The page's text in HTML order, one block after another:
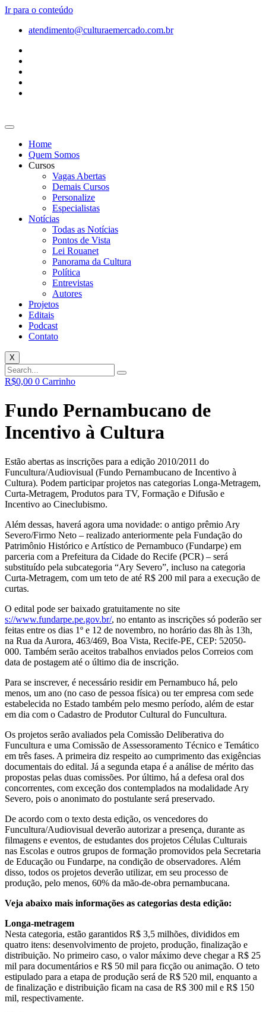
Ir para o conteúdo
atendimento@culturaemercado.com.br
Home
Quem Somos
Cursos
Vagas Abertas
Demais Cursos
Personalize
Especialistas
Notícias
Todas as Notícias
Pontos de Vista
Lei Rouanet
Panorama da Cultura
Política
Entrevistas
Autores
Projetos
Editais
Podcast
Contato
X
R$0,00 0 Carrinho
Fundo Pernambucano de
Incentivo à Cultura
Estão abertas as inscrições para a edição 2010/2011 do
Funcultura/Audiovisual (Fundo Pernambucano de Incentivo à
Cultura). Podem participar projetos nas categorias Longa-Metragem,
Curta-Metragem, Produtos para TV, Formação e Difusão e
Incentivo ao Cineclubismo.
Além dessas, haverá agora uma novidade: o antigo prêmio Ary
Severo/Firmo Neto – realizado anteriormente pela Fundação do
Patrimônio Histórico e Artístico de Pernambuco (Fundarpe) em
parceria com a Prefeitura da Cidade do Recife (PCR) – será
substituído pela subcategoria “Ary Severo”, incluso na categoria
Curta-Metragem, com um teto de até R$ 200 mil para a execução de
curtas.
O edital pode ser baixado gratuitamente no site
s://www.fundarpe.pe.gov.br/, no entanto as inscrições só poderão ser
feitas entre os dias 1º e 12 de novembro, no horário das 8h às 13h,
na Rua da Aurora, 463/469, Boa Vista, Recife-PE, CEP: 52050-
000. Também serão aceitos trabalhos enviados pelos Correios com
data de postagem até o último dia de inscrição.
Para se inscrever, é necessário residir em Pernambuco há, pelo
menos, um ano (no caso de pessoa física) ou ter empresa com sede
estabelecida no Estado também pelo mesmo período, além de estar
em dia com o Cadastro de Produtor Cultural do Funcultura.
Os projetos serão avaliados pela Comissão Deliberativa do
Funcultura e uma Comissão de Assessoramento Técnico e Temático
em três fases. A primeira diz respeito ao cumprimento das exigências
documentais do edital. Já a segunda etapa é a análise de mérito das
propostas pelas duas comissões. Por último, há a defesa oral dos
concorrentes, com exceção dos contemplados na modalidade Ary
Severo, pois o anonimato do postulante será preservado.
De acordo com o texto desta edição, os vencedores do
Funcultura/Audiovisual deverão autorizar a presença, durante as
filmagens e eventos, de estudantes dos projetos Células Culturais
nas Escolas e outros grupos de formação promovidos pela Secretaria
de Educação ou Fundarpe, na condição de observadores. Além
disso, todos os projetos deverão utilizar, em seu processo de
produção, pelo menos, 60% da mão-de-obra pernambucana.
Veja abaixo mais informações as categorias desta edição:
Longa-metragem
Nesta categoria, estão garantidos R$ 3,5 milhões, divididos em
quatro itens: desenvolvimento de projeto, produção, finalização e
distribuição. No primeiro caso, o valor máximo deve chegar a R$ 25
mil para documentários e R$ 50 mil para ficção ou animação. O teto
estipulado para a etapa de produção será de R$ 520 mil, enquanto a
de finalização e distribuição ficam na casa de R$ 300 mil e R$ 150
mil, respectivamente.